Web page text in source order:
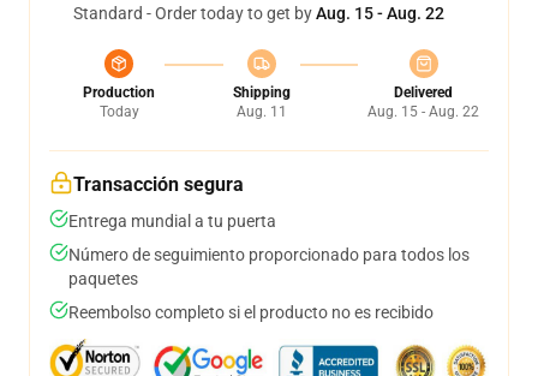
Standard - Order today to get byAug. 15 - Aug. 22
Production
Today
Shipping
Aug. 11
Delivered
Aug. 15 - Aug. 22
Transacción segura
Entrega mundial a tu puerta
Número de seguimiento proporcionado para todos los
paquetes
Reembolso completo si el producto no es recibido